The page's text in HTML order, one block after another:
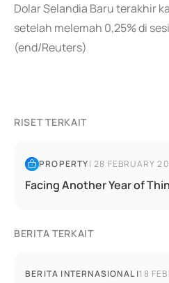
Dolar Selandia Baru terakhir
setelah melemah 0,25% di
(end/Reuters)
RISET TERKAIT
PROPERTY|28 FEBRUARY
Facing Another Year of
BERITA TERKAIT
BERITA INTERNASIONAL |18